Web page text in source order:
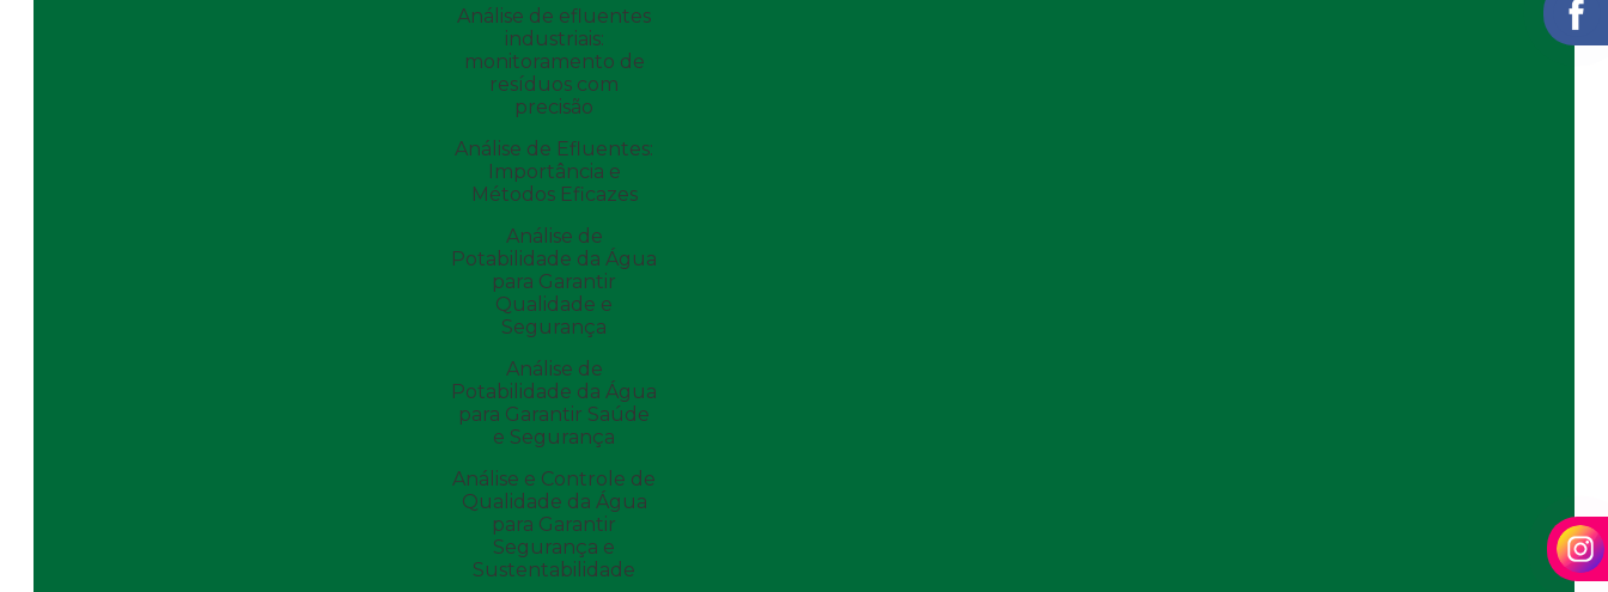
Análise de efluentes
industriais:
monitoramento de
resíduos com
precisão
Análise de Efluentes:
Importância e
Métodos Eficazes
Análise de
Potabilidade da Água
para Garantir
Qualidade e
Segurança
Análise de
Potabilidade da Água
para Garantir Saúde
e Segurança
Análise e Controle de
Qualidade da Água
para Garantir
Segurança e
Sustentabilidade